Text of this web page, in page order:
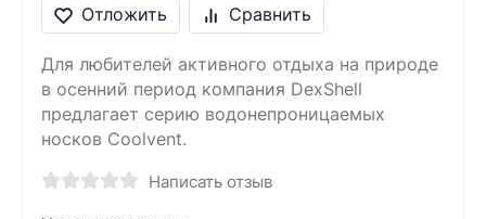
Отложить Сравнить
Для любителей активного отдыха на природе
в осенний период компания DexShell
предлагает серию водонепроницаемых
носков Coolvent.
Написать отзыв